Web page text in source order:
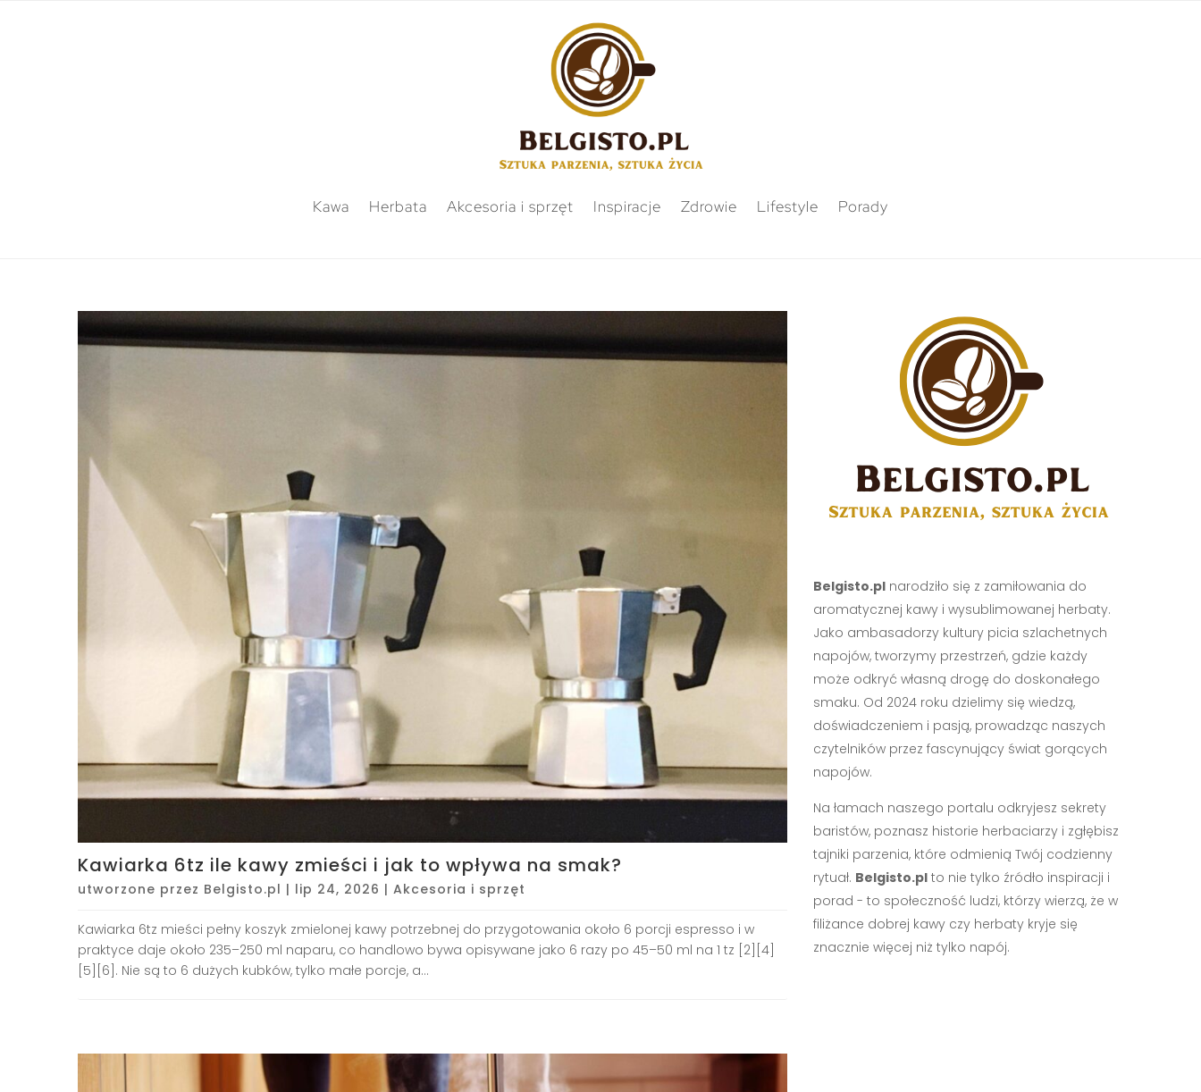
Kawa Herbata Akcesoria i sprzęt Inspiracje Zdrowie Lifestyle Porady
Kawiarka 6tz ile kawy zmieści i jak to wpływa na smak?
utworzone przez Belgisto.pl | lip 24, 2026 | Akcesoria i sprzęt
Kawiarka 6tz mieści pełny koszyk zmielonej kawy potrzebnej do przygotowania około 6 porcji espresso i w
praktyce daje około 235–250 ml naparu, co handlowo bywa opisywane jako 6 razy po 45–50 ml na 1 tz [2][4]
[5][6]. Nie są to 6 dużych kubków, tylko małe porcje, a...
Belgisto.plnarodziło się z zamiłowania do
aromatycznej kawy i wysublimowanej herbaty.
Jako ambasadorzy kultury picia szlachetnych
napojów, tworzymy przestrzeń, gdzie każdy
może odkryć własną drogę do doskonałego
smaku. Od 2024 roku dzielimy się wiedzą,
doświadczeniem i pasją, prowadząc naszych
czytelników przez fascynujący świat gorących
napojów.
Na łamach naszego portalu odkryjesz sekrety
baristów, poznasz historie herbaciarzy i zgłębisz
tajniki parzenia, które odmienią Twój codzienny
rytuał. Belgisto.plto nie tylko źródło inspiracji i
porad - to społeczność ludzi, którzy wierzą, że w
filiżance dobrej kawy czy herbaty kryje się
znacznie więcej niż tylko napój.